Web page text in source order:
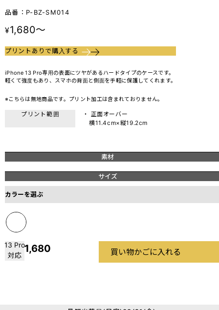
品番：P-BZ-SM014
¥1,680～
プリントありで購入する
iPhone 13 Pro専用の表面にツヤがあるハードタイプのケースです。
軽くて強度もあり、スマホの背面と側面を手軽に保護してくれます。
※こちらは無地商品です。プリント加工は含まれておりません。
プリント範囲
・ 正面オーバー
横11.4cm×縦19.2cm
素材
サイズ
カラーを選ぶ
13 Pro
対応
1,680 買い物かごに入れる